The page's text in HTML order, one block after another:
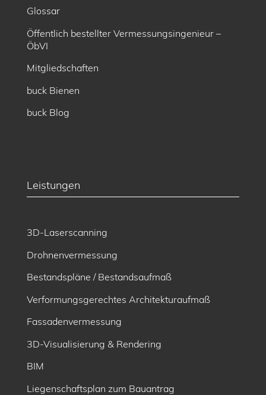
Glossar
Öffentlich bestellter Vermessungsingenieur –
ÖbVI
Mitgliedschaften
buck Bienen
buck Blog
Leistungen
3D-Laserscanning
Drohnenvermessung
Bestandspläne / Bestandsaufmaß
Verformungsgerechtes Architekturaufmaß
Fassadenvermessung
3D-Visualisierung & Rendering
BIM
Liegenschaftsplan zum Bauantrag